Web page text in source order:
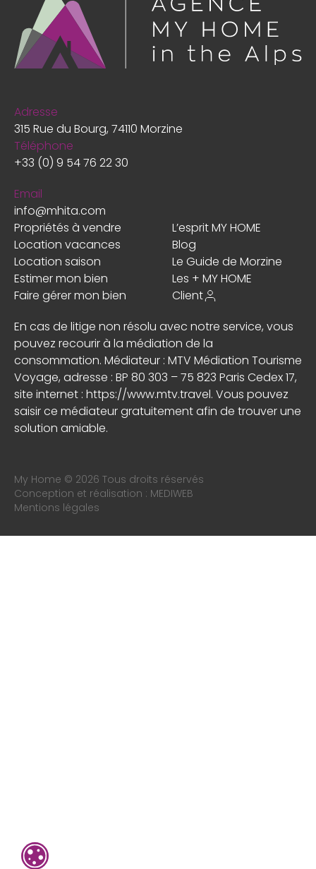
Propriétés à vendre
L’esprit MY HOME
Location vacances
Blog
Location saison
Le Guide de Morzine
Estimer mon bien
Les + MY HOME
Faire gérer mon bien
Client
Adresse
315 Rue du Bourg, 74110 Morzine
Téléphone
+33 (0) 9 54 76 22 30
Email
info@mhita.com
En cas de litige non résolu avec notre service, vous
pouvez recourir à la médiation de la
consommation. Médiateur : MTV Médiation Tourisme
Voyage, adresse : BP 80 303 – 75 823 Paris Cedex 17,
site internet : https://www.mtv.travel. Vous pouvez
saisir ce médiateur gratuitement afin de trouver une
solution amiable.
My Home © 2026 Tous droits réservés
Conception et réalisation : MEDIWEB
Mentions légales